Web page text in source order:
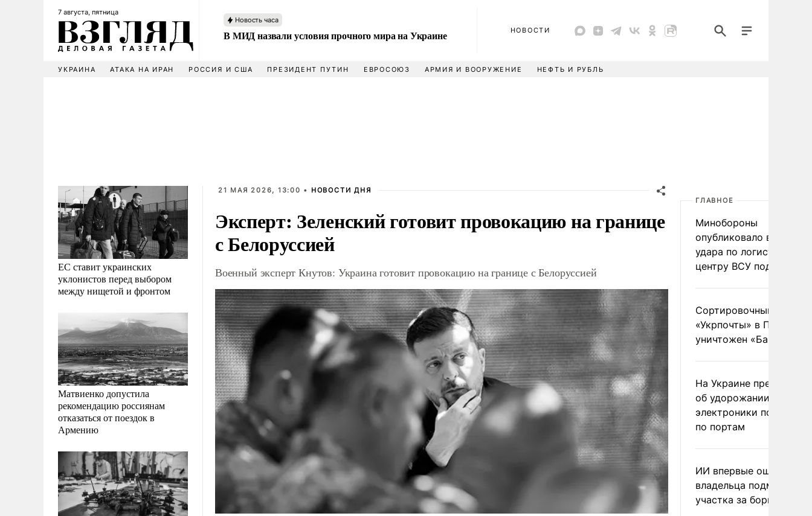
7 августа, пятница
Новость часа
В МИД назвали условия прочного мира на Украине НОВОСТИ
УКРАИНА АТАКА НА ИРАН РОССИЯ И США ПРЕЗИДЕНТ ПУТИН ЕВРОСОЮЗ АРМИЯ И ВООРУЖЕНИЕ НЕФТЬ И РУБЛЬ
ЕС ставит украинских
уклонистов перед выбором
между нищетой и фронтом
Матвиенко допустила
рекомендацию россиянам
отказаться от поездок в
Армению
21 МАЯ 2026, 13:00 • НОВОСТИ ДНЯ
Эксперт: Зеленский готовит провокацию на границе
с Белоруссией
Военный эксперт Кнутов: Украина готовит провокацию на границе с Белоруссией
ГЛАВНОЕ
Минобороны
опубликовало видео
удара по
центру ВСУ под Киевом
Сортировочный пункт
«Укрпочты» в
уничтожен
На Украине
об удорожании
электроники после
по портам
ИИ впервые
владельца
участка за борщевик